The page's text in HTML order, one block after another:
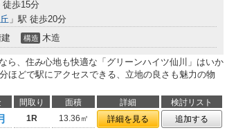
徒歩15分
」駅 徒歩20分
構造 木造
ら、住み心地も快適な「グリーンハイツ仙川」はいか
ほどで駅にアクセスできる、立地の良さも魅力の物
間取り 面積 詳細
検討リスト
1R 13.36㎡ 詳細を見る 追加する